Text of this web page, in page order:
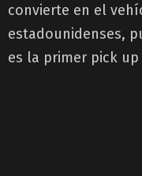
convierte en el
estadounidenses,
es la primer pick